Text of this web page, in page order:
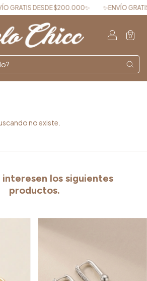
GRATIS DESDE $200.000✨ ✨ENVÍO
0
no existe.
interesen los siguientes
productos.